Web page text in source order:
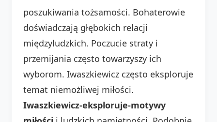
poszukiwania tożsamości. Bohaterowie
doświadczają głębokich relacji
międzyludzkich. Poczucie straty i
przemijania często towarzyszy ich
wyborom. Iwaszkiewicz często eksploruje
temat niemożliwej miłości.
Iwaszkiewicz-eksploruje-motywy